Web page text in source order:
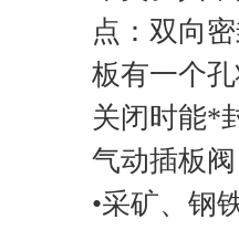
点：双向
板有一个
关闭时能*
气动插板
•采矿、钢